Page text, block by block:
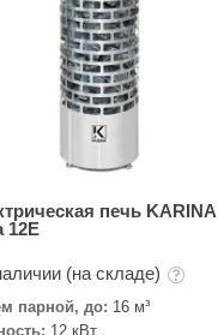
печь KARINA
12E
(на складе)
парной, до: 16 м³
12 кВт